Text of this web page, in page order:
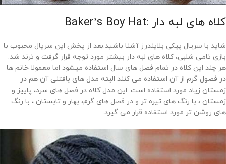
کلاه های لبه دار :Baker’s Boy Hat
شاید با سریال پیکی بلایندرز آشنا باشید.بعد از پخش این سریال محبوب با
بازی تامی شلبی، کلاه های لبه دار بیشتر مورد توجه قرار گرفت و ترند شد.
هر چند این کلاه در تمام فصل های سال استفاده میشود اما معمولا خانم ها
در فصول گرم از آن استفاده می کنند البته مدل های بافتنی آن هم در
زمستان زیاد مورد استفاده است. این مدل کلاه در فصل های سرد، پاییز و
زمستان ، با رنگ های تیره تر و در فصل های گرم، بهار و تابستان ، با رنگ
های روشن تر مورد استفاده قرار می گیرد.